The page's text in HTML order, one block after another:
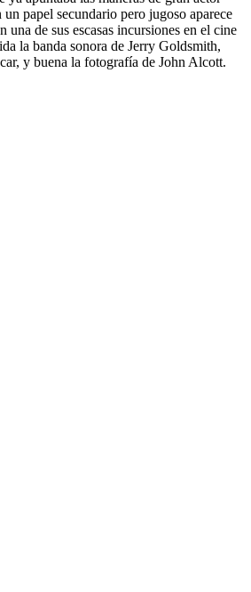
papel secundario pero jugoso aparece
una de sus escasas incursiones en el cine
la banda sonora de Jerry Goldsmith,
y buena la fotografía de John Alcott.